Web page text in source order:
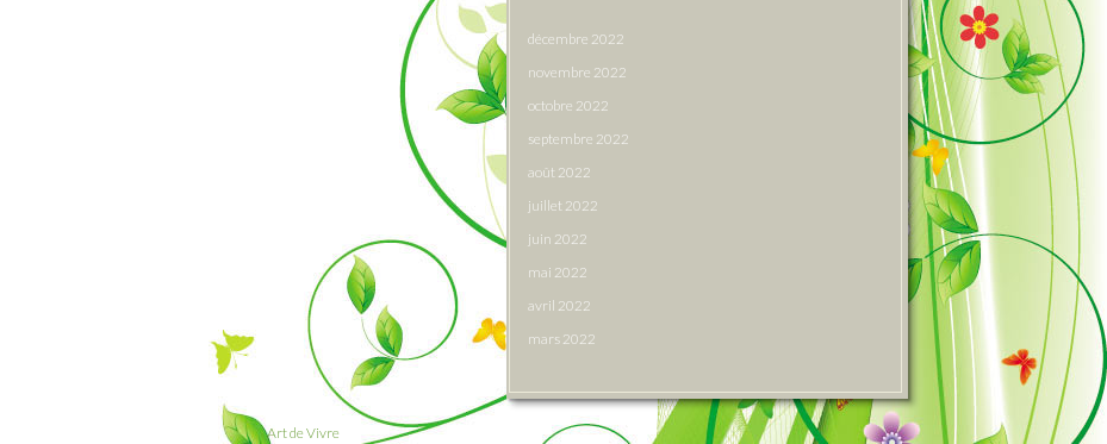
décembre 2022
novembre 2022
octobre 2022
septembre 2022
août 2022
juillet 2022
juin 2022
mai 2022
avril 2022
mars 2022
Art de Vivre